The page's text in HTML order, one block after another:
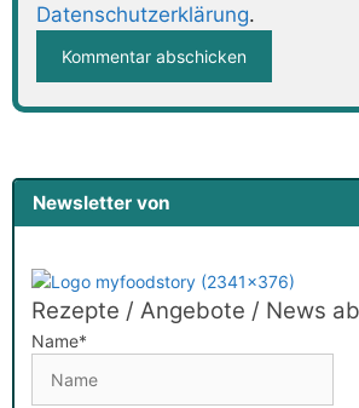
Datenschutzerklärung.
Newsletter von
Rezepte / Angebote / News
Name*